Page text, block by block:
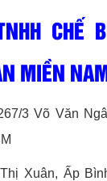
CHẾ
MIỀN
3 Võ Văn
Xuân, Ấp